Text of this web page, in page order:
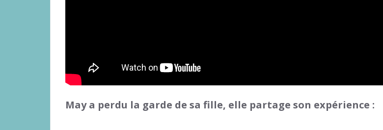
May a perdu la garde de sa fille, elle partage son expérience :